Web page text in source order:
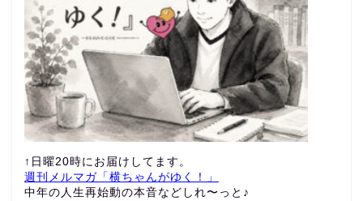
↑日曜20時にお届けしてます。
週刊メルマガ「横ちゃんがゆく！」
中年の人生再始動の本音などしれ〜っと♪